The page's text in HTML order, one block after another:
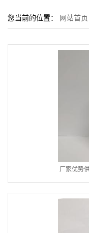
您当前的位置： 网站首页
厂家优势